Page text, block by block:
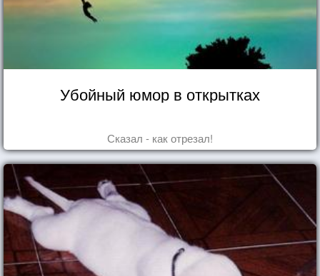
Убойный юмор в открытках
Сказал - как отрезал!